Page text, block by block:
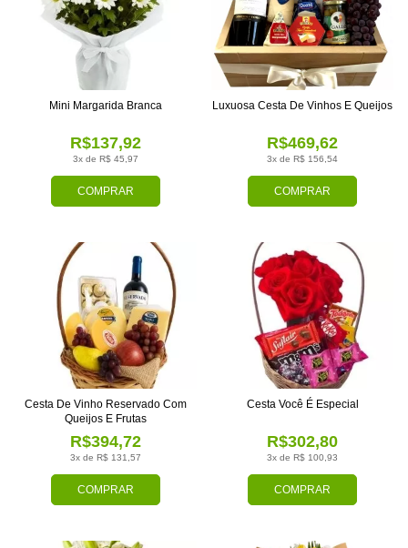
COMPRAR
3x de R$ 45,97
R$137,92
Mini Margarida Branca
COMPRAR
3x de R$ 156,54
R$469,62
Luxuosa Cesta De Vinhos E Queijos
COMPRAR
3x de R$ 131,57
R$394,72
Cesta De Vinho Reservado Com
Queijos E Frutas
COMPRAR
3x de R$ 100,93
R$302,80
Cesta Você É Especial